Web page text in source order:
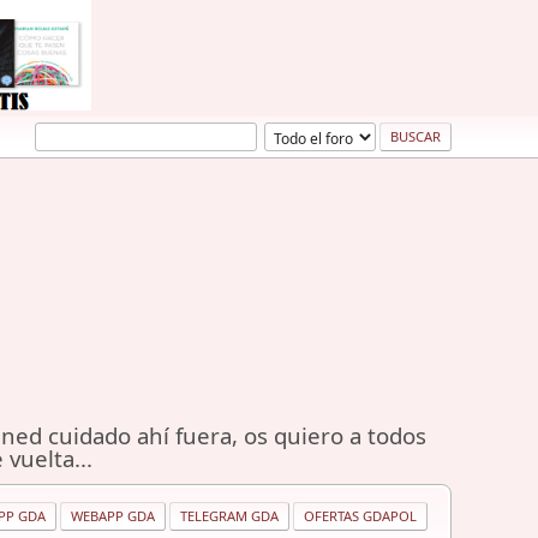
cuidado ahí fuera, os quiero a todos
vuelta...
GDA WEBAPP GDA TELEGRAM GDA OFERTAS GDAPOL